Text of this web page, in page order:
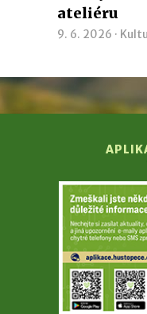
ateliéru
9. 6. 2026 ·